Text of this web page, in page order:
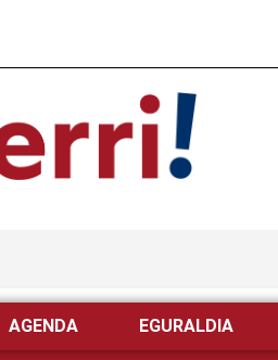
AGENDA EGURALDIA